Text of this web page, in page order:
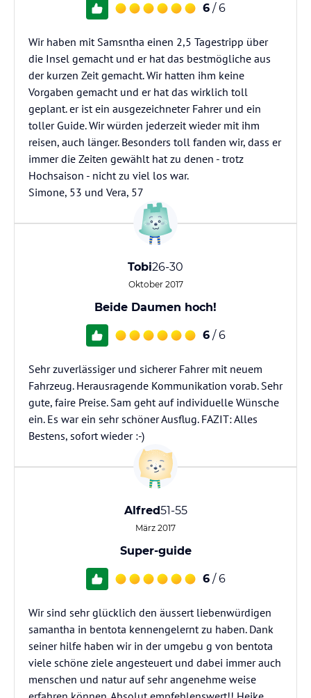
6 / 6
Wir haben mit Samsntha einen 2,5 Tagestripp über
die Insel gemacht und er hat das bestmögliche aus
der kurzen Zeit gemacht. Wir hatten ihm keine
Vorgaben gemacht und er hat das wirklich toll
geplant. er ist ein ausgezeichneter Fahrer und ein
toller Guide. Wir würden jederzeit wieder mit ihm
reisen, auch länger. Besonders toll fanden wir, dass er
immer die Zeiten gewählt hat zu denen - trotz
Hochsaison - nicht zu viel los war.
Simone, 53 und Vera, 57
Tobi26-30
Oktober 2017
Beide Daumen hoch!
6 / 6
Sehr zuverlässiger und sicherer Fahrer mit neuem
Fahrzeug. Herausragende Kommunikation vorab. Sehr
gute, faire Preise. Sam geht auf individuelle Wünsche
ein. Es war ein sehr schöner Ausflug. FAZIT: Alles
Bestens, sofort wieder :-)
Alfred51-55
März 2017
Super-guide
6 / 6
Wir sind sehr glücklich den äussert liebenwürdigen
samantha in bentota kennengelernt zu haben. Dank
seiner hilfe haben wir in der umgebu g von bentota
viele schöne ziele angesteuert und dabei immer auch
menschen und natur auf sehr angenehme weise